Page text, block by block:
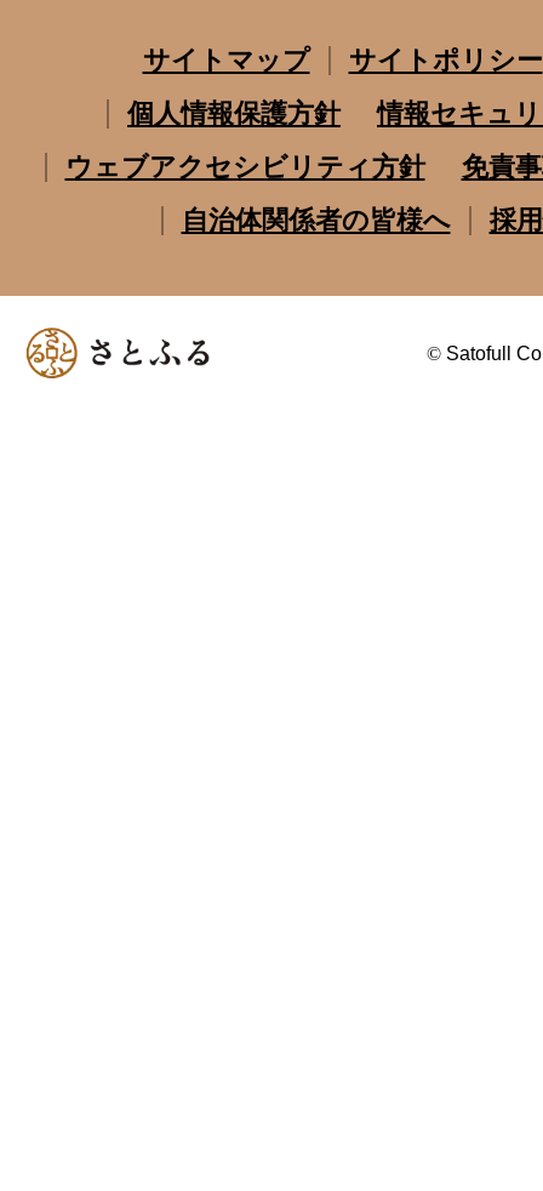
サイトマップ
サイトポリシー
個人情報保護方針
情報セキュ
ウェブアクセシビリティ方針
免責
自治体関係者の皆様へ
採
© Satofull